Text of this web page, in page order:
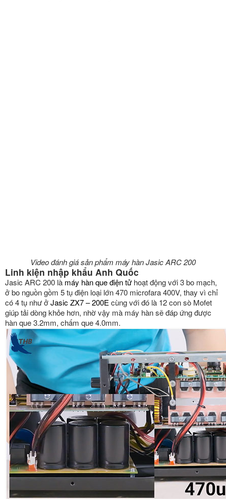
Video đánh giá sản phẩm máy hàn Jasic ARC 200
Linh kiện nhập khẩu Anh Quốc
Jasic ARC 200 là máy hàn que điện tử hoạt động với 3 bo mạch,
ở bo nguồn gồm 5 tụ điện loại lớn 470 microfara 400V, thay vì chỉ
có 4 tụ như ởJasic ZX7 – 200E cùng với đó là 12 con sò Mofet
giúp tải dòng khỏe hơn, nhờ vậy mà máy hàn sẽ đáp ứng được
hàn que 3.2mm, chấm que 4.0mm.